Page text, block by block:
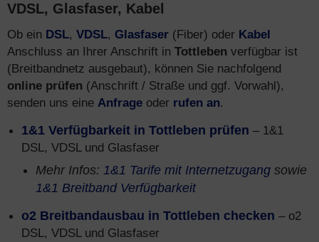
VDSL, Glasfaser, Kabel
Ob ein DSL, VDSL, Glasfaser (Fiber) oder Kabel
Anschluss an Ihrer Anschrift in Tottleben verfügbar ist
(Breitbandnetz ausgebaut), können Sie nachfolgend
online prüfen (Anschrift / Straße und ggf. Vorwahl),
senden uns eine Anfrage oder rufen an.
1&1 Verfügbarkeit in Tottleben prüfen – 1&1
DSL, VDSL und Glasfaser
Mehr Infos: 1&1 Tarife mit Internetzugang sowie
1&1 Breitband Verfügbarkeit
o2 Breitbandausbau in Tottleben checken – o2
DSL, VDSL und Glasfaser